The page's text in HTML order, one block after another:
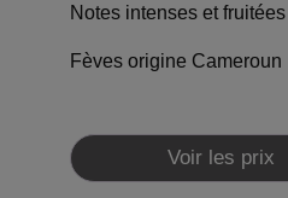
Notes intenses et fruitées
Fèves origine Cameroun
Voir les prix